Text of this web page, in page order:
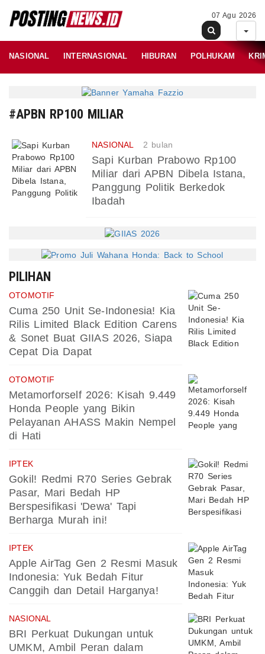
07 Agu 2026
NASIONAL INTERNASIONAL HIBURAN POLHUKAM
#APBN RP100 MILIAR
NASIONAL 2 bulan
Sapi Kurban Prabowo Rp100
Miliar dari APBN Dibela Istana,
Panggung Politik Berkedok
Ibadah
PILIHAN
OTOMOTIF
Cuma 250 Unit Se-Indonesia! Kia
Rilis Limited Black Edition Carens
& Sonet Buat GIIAS 2026, Siapa
Cepat Dia Dapat
OTOMOTIF
Metamorforself 2026: Kisah 9.449
Honda People yang Bikin
Pelayanan AHASS Makin Nempel
di Hati
IPTEK
Gokil! Redmi R70 Series Gebrak
Pasar, Mari Bedah HP
Berspesifikasi 'Dewa' Tapi
Berharga Murah ini!
IPTEK
Apple AirTag Gen 2 Resmi Masuk
Indonesia: Yuk Bedah Fitur
Canggih dan Detail Harganya!
NASIONAL
BRI Perkuat Dukungan untuk
UMKM, Ambil Peran dalam